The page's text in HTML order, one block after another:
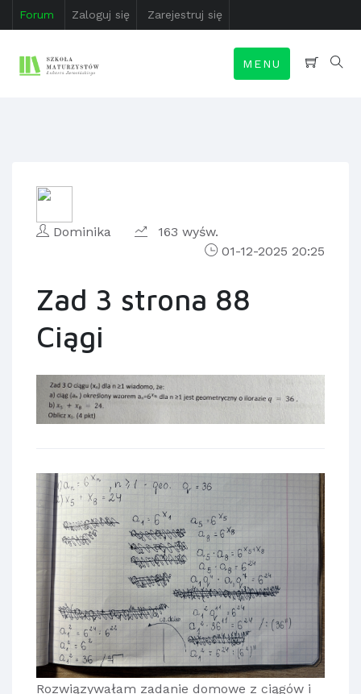
Forum Zaloguj się Zarejestruj się
MENU
Dominika
163 wyśw.
01-12-2025 20:25
Zad 3 strona 88
Ciągi
Rozwiązywałam zadanie domowe z ciągów i